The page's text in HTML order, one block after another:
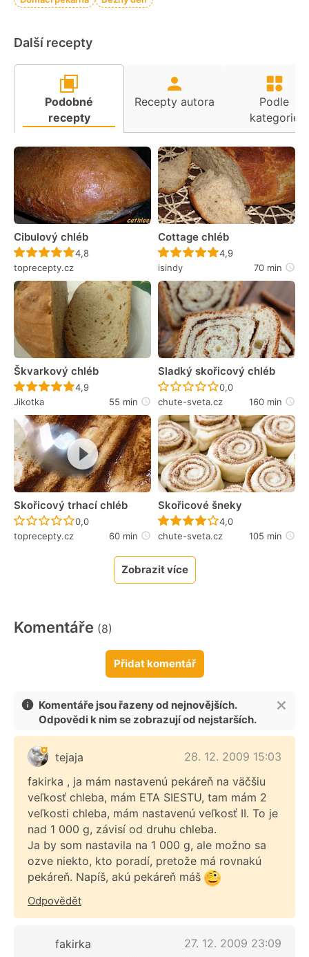
Další recepty
Podobné
recepty
Recepty autora
Podle
kategorie
Cibulový chléb
Recept ještě nebyl hodnocen
4,8
toprecepty.cz
Cottage chléb
Recept ještě nebyl
4,9
isindy
70 min
Škvarkový chléb
Recept ještě nebyl hodnocen
4,9
Jikotka
55 min
Sladký skořicový chléb
Recept ještě nebyl
0,0
chute-sveta.cz
160 min
Skořicový trhací chléb
Recept ještě nebyl hodnocen
0,0
toprecepty.cz
60 min
Skořicové šneky
Recept ještě nebyl
4,0
chute-sveta.cz
105 min
Zobrazit více
Komentáře (8)
Přidat komentář
Komentáře jsou řazeny od nejnovějších.
Odpovědi k nim se zobrazují od nejstarších.
tejaja
28. 12. 2009 15:03
fakirka , ja mám nastavenú pekáreň na väčšiu
veľkosť chleba, mám ETA SIESTU, tam mám 2
veľkosti chleba, mám nastavenú veľkosť II. To je
nad 1 000 g, závisí od druhu chleba.
Ja by som nastavila na 1 000 g, ale možno sa
ozve niekto, kto poradí, pretože má rovnakú
pekáreň. Napíš, akú pekáreň máš
Odpovědět
fakirka
27. 12. 2009 23:09